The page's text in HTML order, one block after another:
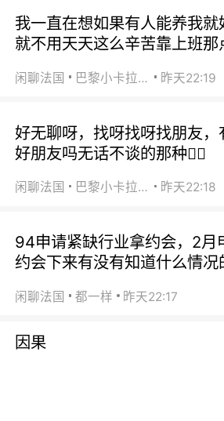
我一直在想如果有人能养我
就不用天天这么辛苦靠上班那
闲聊法国 巴黎小卡拉咪 昨天22:19
好无聊呀，找呀找呀找朋友，
好朋友吗无话不谈的那种😮‍💨
闲聊法国 巴黎小卡拉咪 昨天22:18
94申请紧缺行业拿约会，2月
约会下来有没有知道什么情况
闲聊法国 都一样 昨天22:17
因果